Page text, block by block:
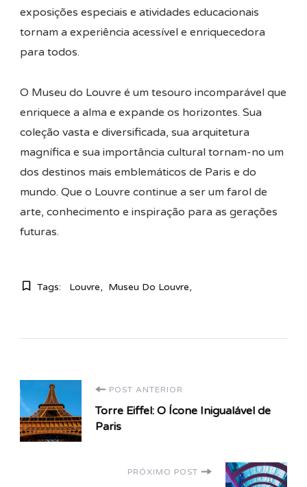
exposições especiais e atividades educacionais
tornam a experiência acessível e enriquecedora
para todos.
O Museu do Louvre é um tesouro incomparável que
enriquece a alma e expande os horizontes. Sua
coleção vasta e diversificada, sua arquitetura
magnífica e sua importância cultural tornam-no um
dos destinos mais emblemáticos de Paris e do
mundo. Que o Louvre continue a ser um farol de
arte, conhecimento e inspiração para as gerações
futuras.
Tags: Louvre Museu Do Louvre
Navegação
de
POST ANTERIOR
Torre Eiffel: O Ícone Inigualável de
Paris
PRÓXIMO POST